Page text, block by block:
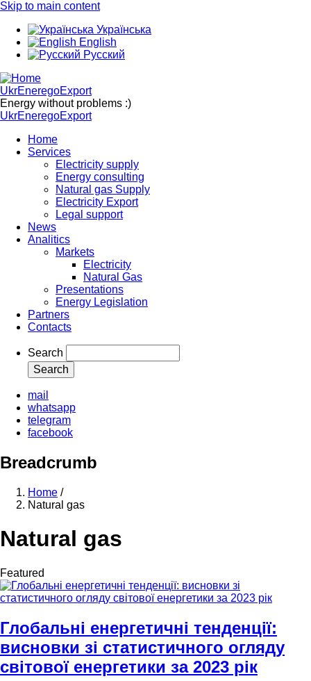
Skip to main content
Українська
English
Русский
UkrEneregoExport
Energy without problems :)
UkrEneregoExport
Home
Services
Electricity supply
Energy consulting
Natural gas Supply
Electricity Export
Legal support
News
Analitics
Markets
Electricity
Natural Gas
Presentations
Energy Legislation
Partners
Contacts
Search
mail
whatsapp
telegram
facebook
Breadcrumb
Home /
Natural gas
Natural gas
Featured
Глобальні енергетичні тенденції:
висновки зі статистичного огляду
світової енергетики за 2023 рік